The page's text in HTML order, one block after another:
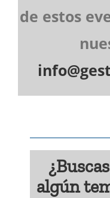
de estos
algún